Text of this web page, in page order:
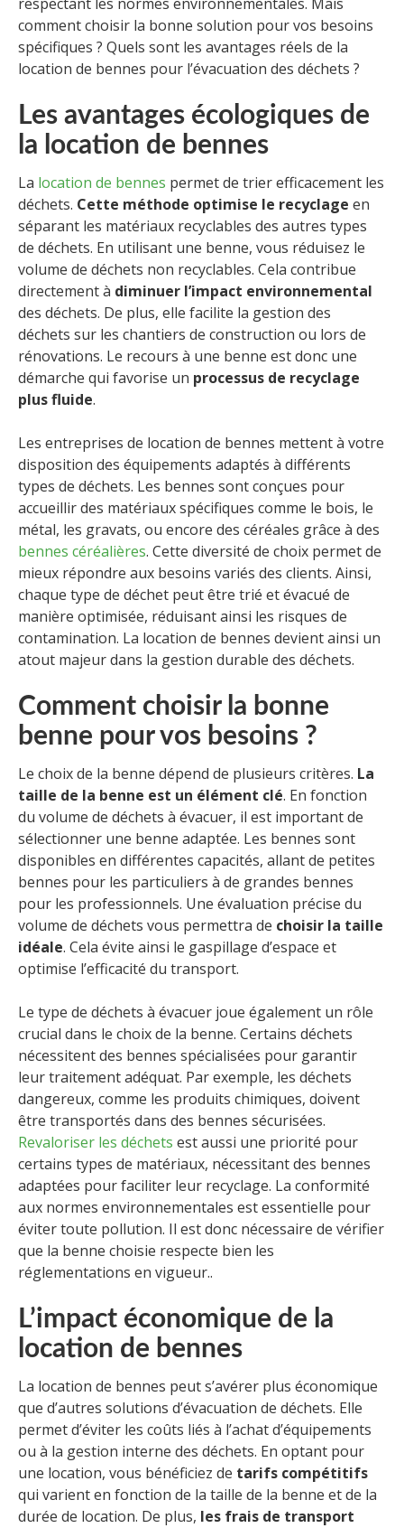
comment choisir la bonne solution pour vos besoins
spécifiques ? Quels sont les avantages réels de la
location de bennes pour l’évacuation des déchets ?
Les avantages écologiques de
la location de bennes
La location de bennes permet de trier efficacement les
déchets. Cette méthode optimise le recyclage en
séparant les matériaux recyclables des autres types
de déchets. En utilisant une benne, vous réduisez le
volume de déchets non recyclables. Cela contribue
directement à diminuer l’impact environnemental
des déchets. De plus, elle facilite la gestion des
déchets sur les chantiers de construction ou lors de
rénovations. Le recours à une benne est donc une
démarche qui favorise un processus de recyclage
plus fluide.
Les entreprises de location de bennes mettent à votre
disposition des équipements adaptés à différents
types de déchets. Les bennes sont conçues pour
accueillir des matériaux spécifiques comme le bois, le
métal, les gravats, ou encore des céréales grâce à des
bennes céréalières. Cette diversité de choix permet de
mieux répondre aux besoins variés des clients. Ainsi,
chaque type de déchet peut être trié et évacué de
manière optimisée, réduisant ainsi les risques de
contamination. La location de bennes devient ainsi un
atout majeur dans la gestion durable des déchets.
Comment choisir la bonne
benne pour vos besoins ?
Le choix de la benne dépend de plusieurs critères. La
taille de la benne est un élément clé. En fonction
du volume de déchets à évacuer, il est important de
sélectionner une benne adaptée. Les bennes sont
disponibles en différentes capacités, allant de petites
bennes pour les particuliers à de grandes bennes
pour les professionnels. Une évaluation précise du
volume de déchets vous permettra de choisir la taille
idéale. Cela évite ainsi le gaspillage d’espace et
optimise l’efficacité du transport.
Le type de déchets à évacuer joue également un rôle
crucial dans le choix de la benne. Certains déchets
nécessitent des bennes spécialisées pour garantir
leur traitement adéquat. Par exemple, les déchets
dangereux, comme les produits chimiques, doivent
être transportés dans des bennes sécurisées.
Revaloriser les déchets est aussi une priorité pour
certains types de matériaux, nécessitant des bennes
adaptées pour faciliter leur recyclage. La conformité
aux normes environnementales est essentielle pour
éviter toute pollution. Il est donc nécessaire de vérifier
que la benne choisie respecte bien les
réglementations en vigueur..
L’impact économique de la
location de bennes
La location de bennes peut s’avérer plus économique
que d’autres solutions d’évacuation de déchets. Elle
permet d’éviter les coûts liés à l’achat d’équipements
ou à la gestion interne des déchets. En optant pour
une location, vous bénéficiez de tarifs compétitifs
qui varient en fonction de la taille de la benne et de la
durée de location. De plus, les frais de transport